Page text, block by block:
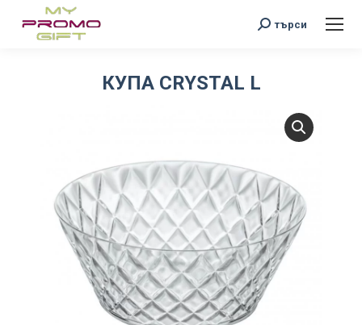
Search:
търси
КУПА CRYSTAL L